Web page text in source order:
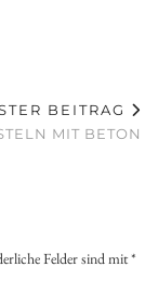
BEITRAG
MIT BETON
Felder sind mit*